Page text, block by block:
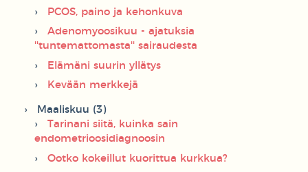
PCOS, paino ja kehonkuva
Adenomyoosikuu - ajatuksia
''tuntemattomasta'' sairaudesta
Elämäni suurin yllätys
Kevään merkkejä
Maaliskuu (3)
Tarinani siitä, kuinka sain
endometrioosidiagnoosin
Ootko kokeillut kuorittua kurkkua?